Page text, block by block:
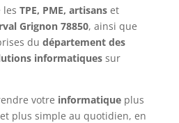
les TPE, PME, artisanset
Grignon 78850, ainsi que
du département des
informatiquessur
votre informatiqueplus
plus simple au quotidien, en